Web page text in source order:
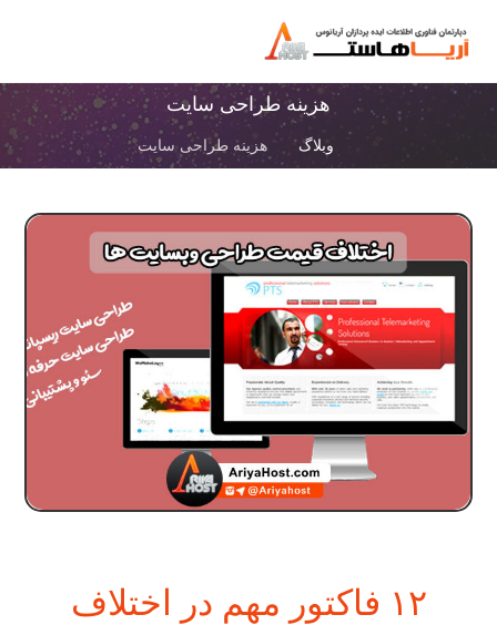
هزینه طراحی سایت
وبلاگ هزینه طراحی سایت
۱۲ فاکتور مهم در اختلاف